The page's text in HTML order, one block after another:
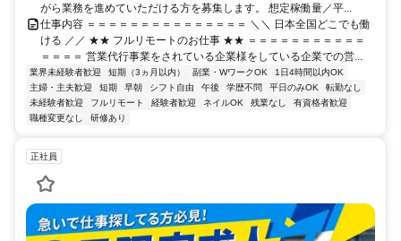
がら業務を進めていただける方を募集します。 想定稼働量／平...
仕事内容 ＝＝＝＝＝＝＝＝＝＝＝＝＝＝＝ ＼＼ 日本全国どこでも働
ける ／／ ★★ フルリモートのお仕事 ★★ ＝＝＝＝＝＝＝＝＝＝＝
＝＝＝＝ 営業代行事業をされている企業様をしている企業での営...
業界未経験者歓迎 短期（3ヵ月以内） 副業・WワークOK
1日4時間以内OK
主婦・主夫歓迎
短期 早朝 シフト自由 午後 学歴不問 平日のみOK
転勤なし
未経験者歓迎
フルリモート 経験者歓迎 ネイルOK 残業なし
有資格者歓迎
職種変更なし
研修あり
正社員